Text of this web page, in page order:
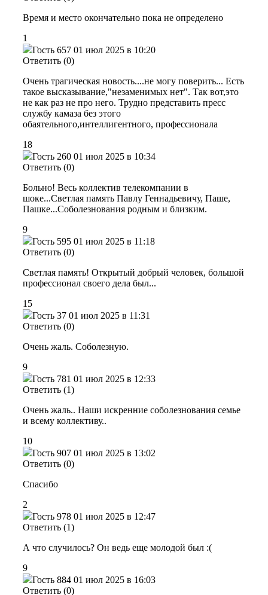
Время и место окончательно пока не определено
1
Гость 657 01 июл 2025 в 10:20
Ответить (0)
Очень трагическая новость....не могу поверить... Есть
такое высказывание,"незаменимых нет". Так вот,это
не как раз не про него. Трудно представить пресс
службу камаза без этого
обаятельного,интеллигентного, профессионала
18
Гость 260 01 июл 2025 в 10:34
Ответить (0)
Больно! Весь коллектив телекомпании в
шоке...Светлая память Павлу Геннадьевичу, Паше,
Пашке...Соболезнования родным и близким.
9
Гость 595 01 июл 2025 в 11:18
Ответить (0)
Светлая память! Открытый добрый человек, большой
профессионал своего дела был...
15
Гость 37 01 июл 2025 в 11:31
Ответить (0)
Очень жаль. Соболезную.
9
Гость 781 01 июл 2025 в 12:33
Ответить (1)
Очень жаль.. Наши искренние соболезнования семье
и всему коллективу..
10
Гость 907 01 июл 2025 в 13:02
Ответить (0)
Спасибо
2
Гость 978 01 июл 2025 в 12:47
Ответить (1)
А что случилось? Он ведь еще молодой был :(
9
Гость 884 01 июл 2025 в 16:03
Ответить (0)